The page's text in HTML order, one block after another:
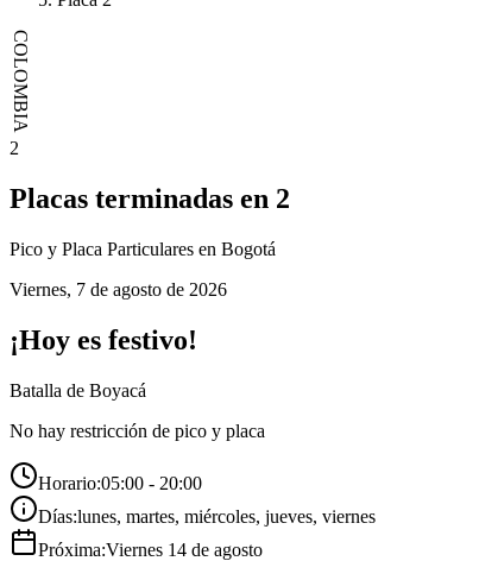
COLOMBIA
2
Placas terminadas en 2
Pico y Placa Particulares en Bogotá
Viernes, 7 de agosto de 2026
¡Hoy es festivo!
Batalla de Boyacá
No hay restricción de pico y placa
Horario:05:00 - 20:00
Días:lunes, martes, miércoles, jueves, viernes
Próxima:Viernes 14 de agosto